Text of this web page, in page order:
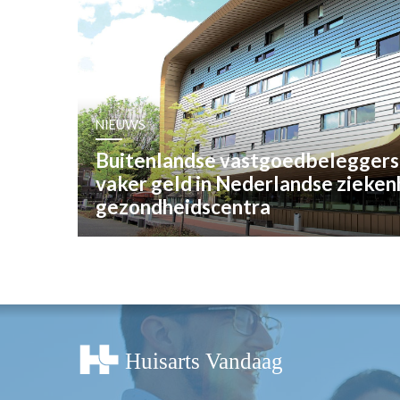
OPINIE
TARIEVEN
MEDISCHE
INLOGGEN
REGISTRATIE
NIEUWS
Buitenlandse
vaker geld in Nederlandse
gezondheidscentra